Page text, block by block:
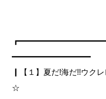
━━━━━━━━━━
┃【１】夏だ!海だ!!ウク
☆